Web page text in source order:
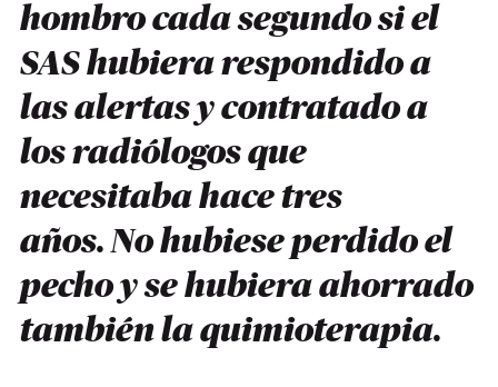
hombro cada segundo si el
SAS hubiera respondido a
las alertas y contratado a
los radiólogos que
necesitaba hace tres
años. No hubiese perdido el
pecho y se hubiera ahorrado
también la quimioterapia.